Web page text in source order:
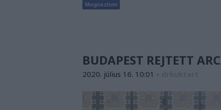
BUDAPEST REJTETT
2020. július 16. 10:01 -